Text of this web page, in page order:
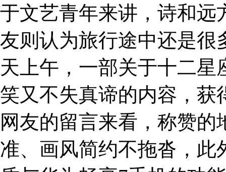
于文艺青年来讲，诗和远
友则认为旅行途中还是很
天上午，一部关于十二
笑又不失真谛的内容，获
网友的留言来看，称赞
准、画风简约不拖沓，此